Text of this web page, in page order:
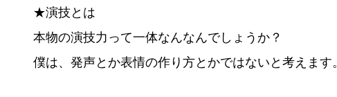
★演技とは
本物の演技力って一体なんなんでしょうか？
僕は、発声とか表情の作り方とかではないと考えます。